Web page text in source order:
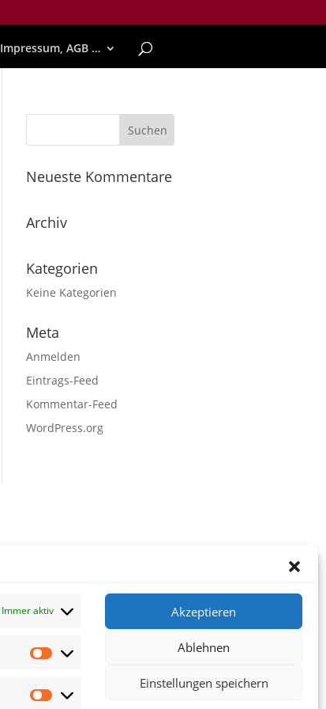
Immer aktiv
Vorlieben
Statistiken
Akzeptieren
Ablehnen
Einstellungen speichern
Impressum, AGB …
Neueste Kommentare
Archiv
Kategorien
Keine Kategorien
Meta
Anmelden
Eintrags-Feed
Kommentar-Feed
WordPress.org